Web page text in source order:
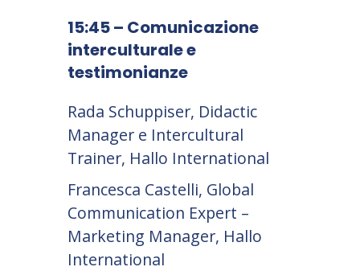
15:45 – Comunicazione
interculturale e
testimonianze
Rada Schuppiser, Didactic
Manager e Intercultural
Trainer, Hallo International
Francesca Castelli, Global
Communication Expert –
Marketing Manager, Hallo
International